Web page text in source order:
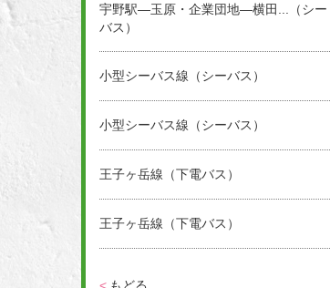
宇野駅―玉原・企業団地―横田...（シー
バス）
小型シーバス線（シーバス）
小型シーバス線（シーバス）
王子ヶ岳線（下電バス）
王子ヶ岳線（下電バス）
< もどる